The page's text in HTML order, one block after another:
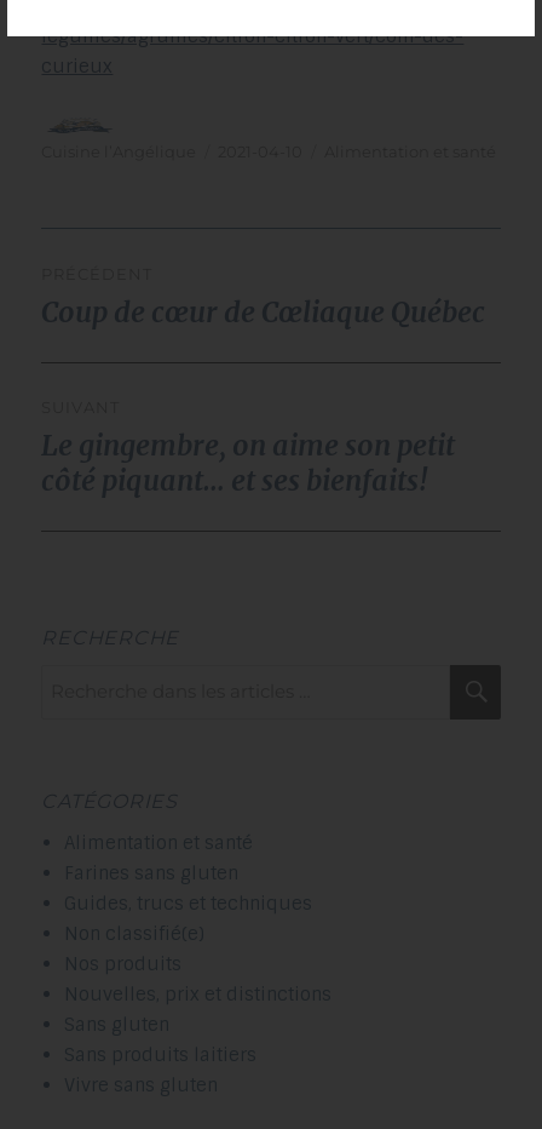
legumes/agrumes/citron-citron-vert/coin-des-
curieux
de
l’article
Publication
Coup de cœur de Cœliaque Québec
Publication
suivante :
Le gingembre, on aime son petit
côté piquant… et ses bienfaits!
RECHERCHE
CATÉGORIES